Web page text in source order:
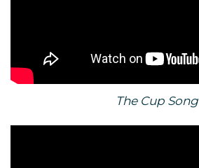
The Cup Song